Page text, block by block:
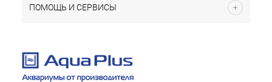
ПОМОЩЬ И СЕРВИСЫ